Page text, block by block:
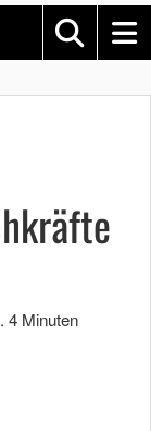
4 Minuten